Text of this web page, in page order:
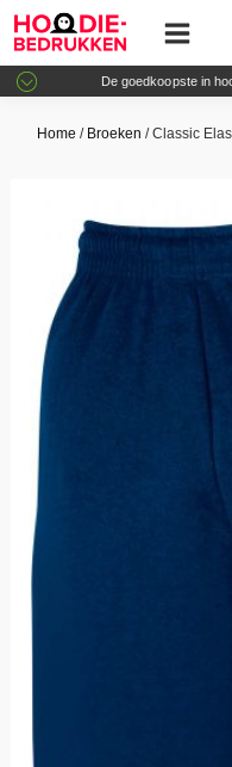
De goedkoopste in
Home / Broeken / Classic